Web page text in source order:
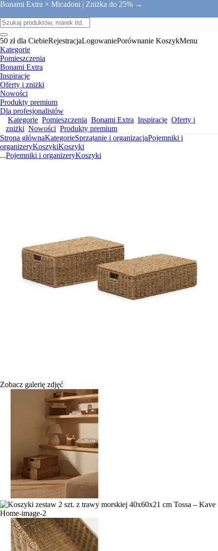
Bonami Extra × Micadoni | Zniżka do 25% →
50 zł dla CiebieRejestracjaLogowaniePorównanie KoszykMenu
Kategorie
Pomieszczenia
Bonami Extra
Inspiracje
Oferty i zniżki
Nowości
Produkty premium
Dla profesjonalistów
Kategorie Pomieszczenia Bonami Extra Inspiracje Oferty i
zniżki Nowości Produkty premium
Strona głównaKategorieSprzątanie i organizacjaPojemniki i
organizeryKoszykiKoszyki
...Pojemniki i organizeryKoszyki
Zobacz galerię zdjęć